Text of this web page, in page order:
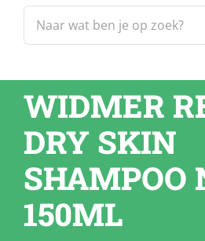
naar:
Webshop
Blog
Diensten
Contacteer Ons
WIDMER
DRY SKIN
SHAMPOO
150ML